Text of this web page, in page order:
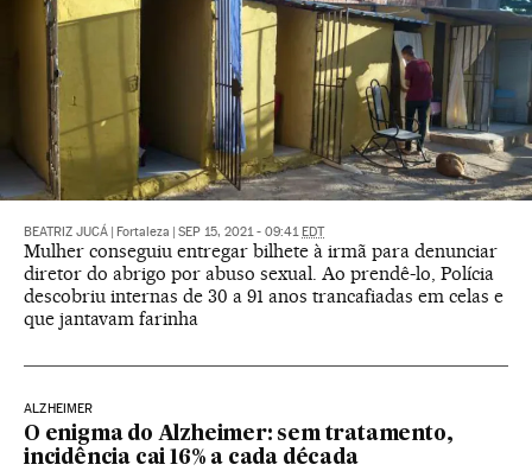
BEATRIZ JUCÁ Fortaleza SEP 15, 2021 - 09:41 EDT
Mulher conseguiu entregar bilhete à irmã para denunciar
diretor do abrigo por abuso sexual. Ao prendê-lo, Polícia
descobriu internas de 30 a 91 anos trancafiadas em celas e
que jantavam farinha
ALZHEIMER
O enigma do Alzheimer: sem tratamento,
incidência cai 16% a cada década